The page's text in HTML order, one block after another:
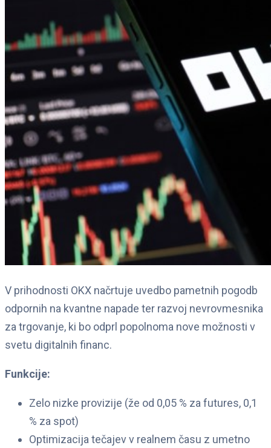
V prihodnosti OKX načrtuje uvedbo pametnih pogodb
odpornih na kvantne napade ter razvoj nevrovmesnika
za trgovanje, ki bo odprl popolnoma nove možnosti v
svetu digitalnih financ.
Funkcije:
Zelo nizke provizije (že od 0,05 % za futures, 0,1
% za spot)
Optimizacija tečajev v realnem času z umetno